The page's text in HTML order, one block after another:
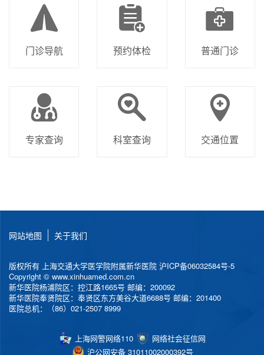
门诊导航 预约体检 普通门诊
专家查询 科室查询 交通位置
网站地图 关于我们
版权所有 上海交通大学医学院附属新华医院 沪ICP备06032584号-5
Copyright © www.xinhuamed.com.cn
新华医院杨浦院区：控江路1665号 邮编：200092
新华医院奉贤院区：奉贤区东方美谷大道6688号 邮编：201400
医院总机：（86）021-2507 8999
上海网警网络110
网络社会征信网
沪公网安备 31011002000392号